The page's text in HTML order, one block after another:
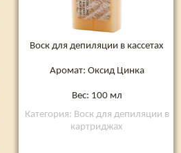
Воск для депиляции в кассетах
Аромат: Оксид Цинка
Вес: 100 мл
Категория: Воск для депиляции в
картриджах